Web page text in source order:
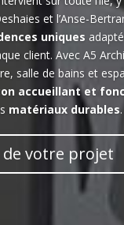
et l’Anse-
uniques
client. Avec A5
salle de bains et
accueillant et
matériaux durables.
de votre projet